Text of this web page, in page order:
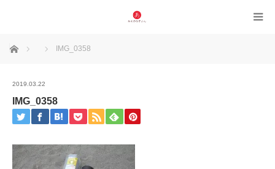
ホーム IMG_0358
2019.03.22
IMG_0358